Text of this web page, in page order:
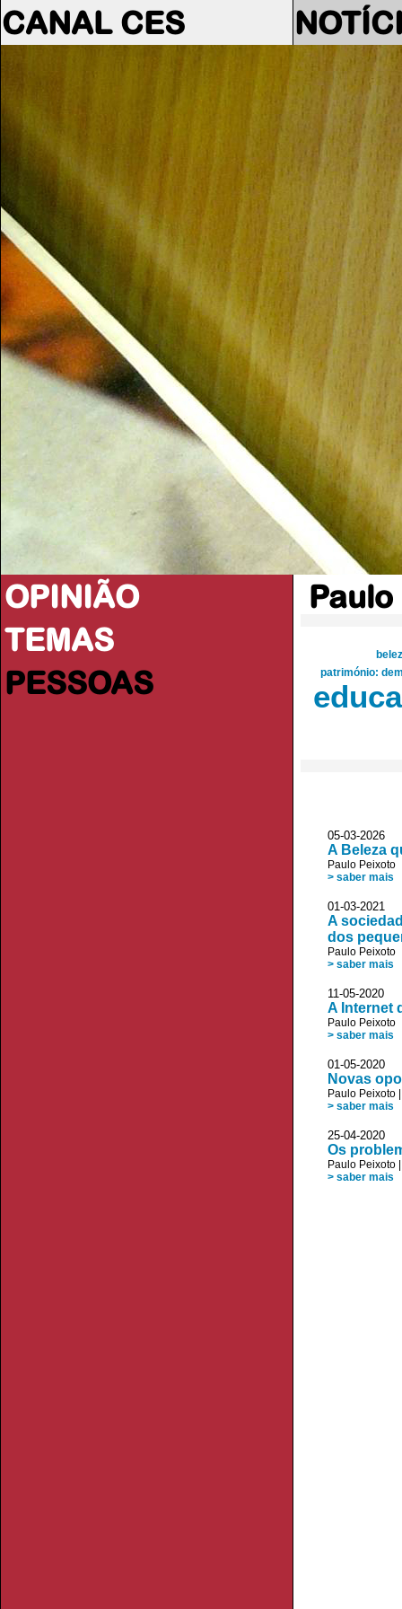
CANAL CES
OPINIÃO
TEMAS
PESSOAS
património:
05-03-2026
A Beleza
Paulo Peixoto
> saber mais
01-03-2021
A
dos
Paulo Peixoto
> saber mais
11-05-
A Internet
Paulo Peixoto
> saber mais
01-05-
Novas
Paulo Peixoto
> saber mais
25-04-
Os
Paulo Peixoto
> saber mais